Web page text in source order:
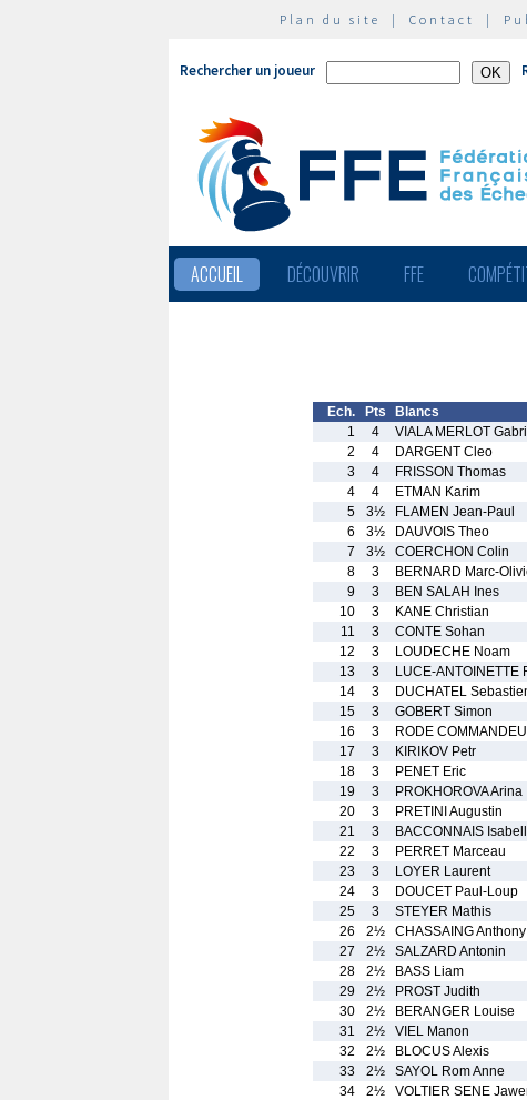
Plan du site | Contact |
Rechercher un joueur
ACCUEIL DÉCOUVRIR FFE
Ech. Pts Blancs
1
4 VIALA MERLOT
2
4 DARGENT Cleo
3
4 FRISSON Thomas
4
4 ETMAN Karim
5
3½ FLAMEN Jean-Paul
6
3½ DAUVOIS Theo
7
3½ COERCHON Colin
8
3 BERNARD Marc-
9
3 BEN SALAH Ines
10
3 KANE Christian
11
3 CONTE Sohan
12
3 LOUDECHE Noam
13
3 LUCE-ANTOINETTE
14
3 DUCHATEL
15
3 GOBERT Simon
16
3 RODE
17
3 KIRIKOV Petr
18
3 PENET Eric
19
3 PROKHOROVA Arina
20
3 PRETINI Augustin
21
3 BACCONNAIS
22
3 PERRET Marceau
23
3 LOYER Laurent
24
3 DOUCET Paul-Loup
25
3 STEYER Mathis
26
2½ CHASSAING Anthony
27
2½ SALZARD Antonin
28
2½ BASS Liam
29
2½ PROST Judith
30
2½ BERANGER Louise
31
2½ VIEL Manon
32
2½ BLOCUS Alexis
33
2½ SAYOL Rom Anne
34
2½ VOLTIER SENE